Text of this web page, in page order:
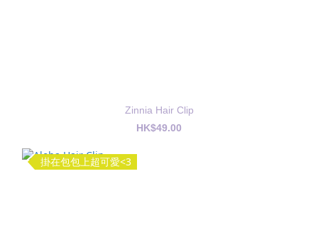
Zinnia Hair Clip
HK$49.00
掛在包包上超可愛<3